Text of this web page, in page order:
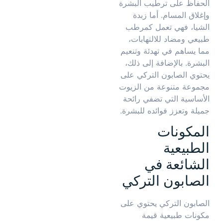
الحفاظ على ترطيب البشرة
وإغلاق المسام. أما زبدة
الشيا، فهي تعمل كمرطب
طبيعي ومضاد للالتهابات،
مما يساهم في تهدئة وتنعيم
البشرة. بالإضافة إلى ذلك،
يحتوي الصابون التركي على
مجموعة متنوعة من الزيوت
الأساسية التي تضفي رائحة
جميلة وتعزز فوائده للبشرة.
المكونات
الطبيعية
الشائعة في
الصابون التركي
الصابون التركي يحتوي على
مكونات طبيعية قيمة